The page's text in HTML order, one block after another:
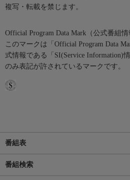
複写・転載を禁じます。
Official Program Data Mark（公式番組情
このマークは「Official Program Data
式情報である「SI(Service Information)
のみ表記が許されているマークです。
番組表
番組検索